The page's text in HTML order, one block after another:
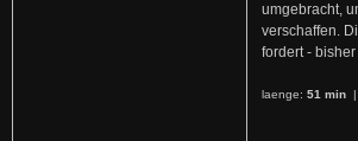
umgebracht,
verschaffen.
fordert -
laenge: 51 min